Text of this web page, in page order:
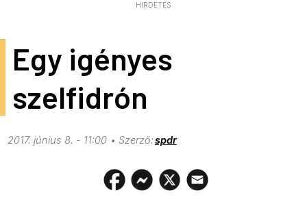
HIRDETÉS
Egy igényes
szelfidrón
2017. június 8. - 11:00 spdr